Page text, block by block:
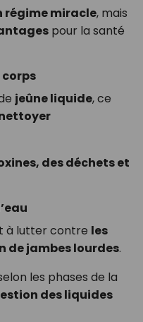
régime miracle, mais
pour la santé
jeûne liquide, ce
des déchets et
à lutter contre les
de jambes lourdes.
les phases de la
des liquides